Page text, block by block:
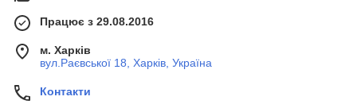
Працює з 29.08.2016
м. Харків
вул.Раєвської 18, Харків, Україна
Контакти